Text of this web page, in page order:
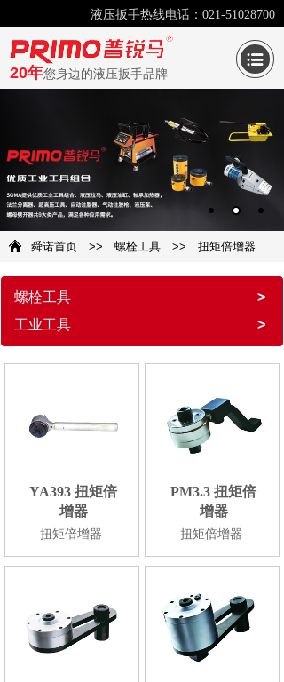
液压扳手热线电话：021-51028700
20年您身边的液压扳手品牌
舜诺首页 >> 螺栓工具 >> 扭矩倍增器
螺栓工具
>
工业工具
>
YA393 扭矩倍
增器
扭矩倍增器
PM3.3 扭矩倍
增器
扭矩倍增器